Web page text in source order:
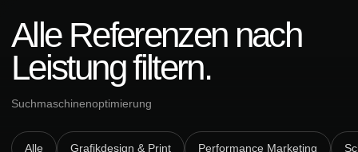
Alle Referenzen nach
Leistung filtern.
Suchmaschinenoptimierung
Alle Grafikdesign & Print Performance Marketing